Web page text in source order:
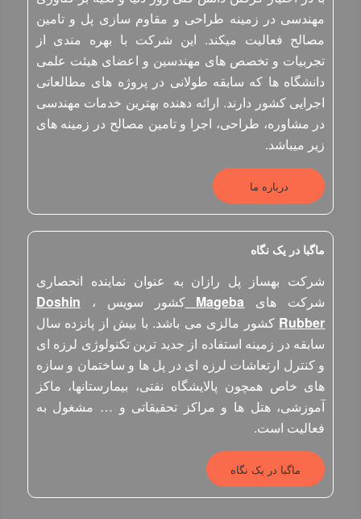
مهندسی در زمینه طراحی و مقاوم ­سازی پل و تامین
مصالح فعالیت می­کند. این شرکت با بهره مندی از
تجربیات و تخصص­ های مهندسین و اعضای هیئت علمی
دانشگاه ها که سابقه طولانی در پروژه­ های مطالعاتی
اجرایی کشور دارند. ارائه دهنده بهترین خدمات مهندسی
در مشاوره، طراحی، اجرا و تامین مصالح در زمینه­ های
زیر می­باشد.
درباره ما
ماگبا در یک نگاه
شرکت بهساز پل رازان به عنوان نماینده انحصاری
شرکت های Mageba کشور سویس ، Doshin
Rubber کشور مالزی می باشد. با بیش از پانزده سال
سابقه در زمینه استفاده از جدید ترین تکنولوژی لرزه ای
و کنترل ارتعاشات لرزه ای در پل ها و ساختمان و سازه
های خاص همچون پالایشگاه نفتی، بیمارستانها، ماکز
آموزشی، هتل ها و مراکز تحقیقاتی و … مشغول به
فعالیت است.
ماگبا در یک نگاه